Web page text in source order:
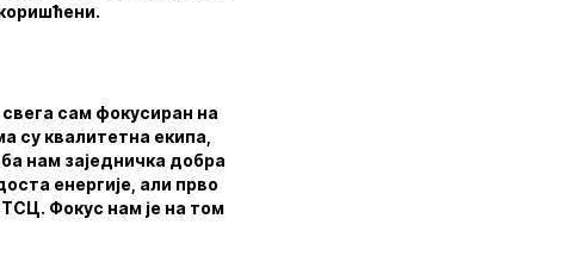
сам фокусиран на
су квалитетна екипа,
нам заједничка добра
енергије, али прво
Фокус нам је на том